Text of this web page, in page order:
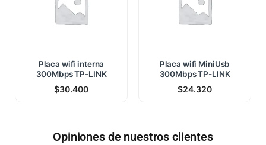
Placa wifi interna
300Mbps TP-LINK
$30.400
Placa wifi MiniUsb
300Mbps TP-LINK
$24.320
Opiniones de nuestros clientes